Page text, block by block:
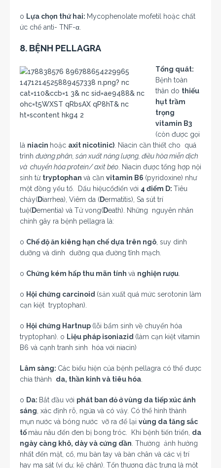
o Lựa chọn thứ hai: Mycophenolate mofetil hoặc chất
ức chế anti- TNF-α.
8. BỆNH PELLAGRA
Tổng quát:
Bệnh toàn
thân do thiếu
hụt trầm
trọng
vitamin B3
(còn được gọi
là niacin hoặc axit nicotinic) . Niacin cần thiết cho quá
trình đường phân, sản xuất năng lượng, điều hòa miễn dịch
và chuyển hóa protein/ axit béo . Niacin được tổng hợp nội
sinh từ tryptophan và cần vitamin B6 (pyridoxine) như
một đồng yếu tố. Dấu hiệucổđiển với 4 điểm D: Tiêu
chảy(Diarrhea), Viêm da (Dermatitis), Sa sút trí
tuệ(Dementia) và Tử vong(Death). Những nguyên nhân
chính gây ra bệnh pellagra là:
o Chế độ ăn kiêng hạn chế dựa trên ngô , suy dinh
dưỡng và dinh dưỡng qua đường tĩnh mạch.
o Chứng kém hấp thu mãn tính và nghiện rượu
o Hội chứng carcinoid (sản xuất quá mức serotonin làm
cạn kiệt tryptophan).
o Hội chứng Hartnup (lỗi bẩm sinh về chuyển hóa
tryptophan). o Liệu pháp isoniazid (làm cạn kiệt vitamin
B6 và cạnh tranh sinh hóa với niacin)
Lâm sàng: Các biểu hiện của bệnh pellagra có thể được
chia thành da, thần kinh và tiêu hóa
o Da: Bắt đầu với phát ban đỏ ở vùng da tiếp xúc ánh
sáng , xác định rõ, ngứa và có vảy. Có thể hình thành
mụn nước và bóng nước vỡ ra để lại vùng da tăng sắc
tố màu nâu đến đen bị bong tróc. Khi bệnh tiến triển, da
ngày càng khô, dày và cứng dần . Thường ảnh hưởng
nhất đến mặt, cổ, mu bàn tay và bàn chân và các vị trí
hay ma sát (ví dụ: kẽ chân). Tổn thương đặc trưng là một